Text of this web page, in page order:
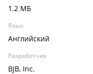
1.2 МБ
Язык
Английский
Разработчик
BJB, Inc.